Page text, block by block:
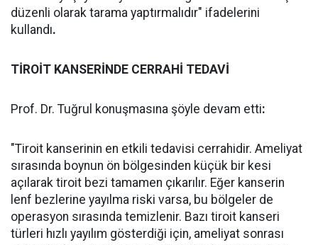
düzenli olarak tarama yaptırmalıdır" ifadelerini
kullandı.
TİROİT KANSERİNDE CERRAHİ TEDAVİ
Prof. Dr. Tuğrul konuşmasına şöyle devam etti:
"Tiroit kanserinin en etkili tedavisi cerrahidir. Ameliyat
sırasında boynun ön bölgesinden küçük bir kesi
açılarak tiroit bezi tamamen çıkarılır. Eğer kanserin
lenf bezlerine yayılma riski varsa, bu bölgeler de
operasyon sırasında temizlenir. Bazı tiroit kanseri
türleri hızlı yayılım gösterdiği için, ameliyat sonrası